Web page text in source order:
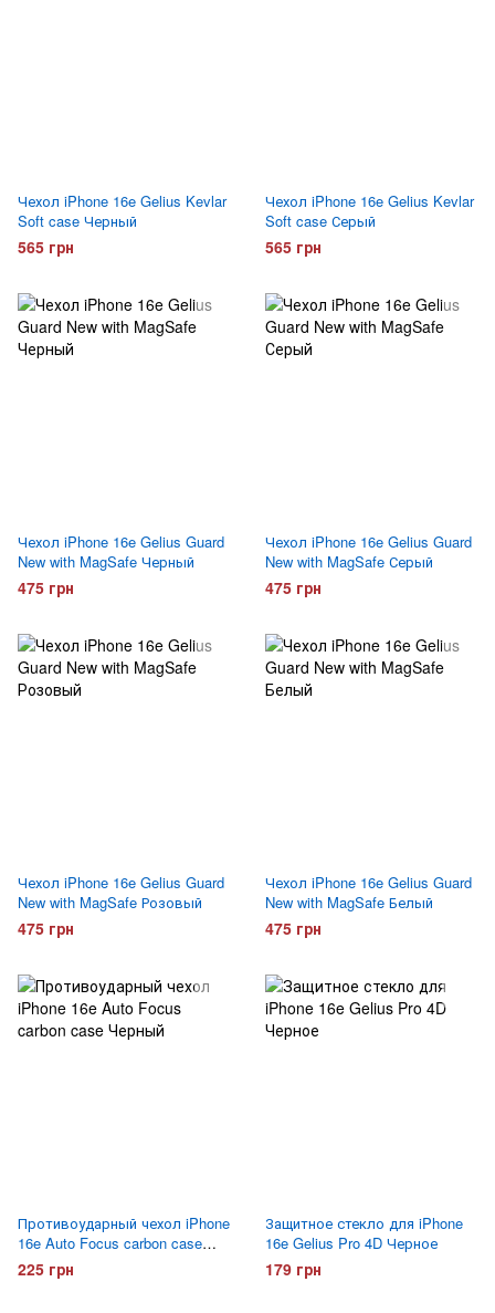
Чехол iPhone 16e Gelius Kevlar
Soft case Черный
565 грн
Чехол iPhone 16e Gelius Kevlar
Soft case Серый
565 грн
Чехол iPhone 16e Gelius Guard
New with MagSafe Черный
475 грн
Чехол iPhone 16e Gelius Guard
New with MagSafe Серый
475 грн
Чехол iPhone 16e Gelius Guard
New with MagSafe Розовый
475 грн
Чехол iPhone 16e Gelius Guard
New with MagSafe Белый
475 грн
Противоударный чехол iPhone
16e Auto Focus carbon case
Черный
225 грн
Защитное стекло для iPhone
16e Gelius Pro 4D Черное
179 грн